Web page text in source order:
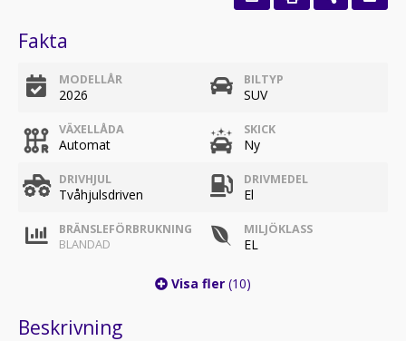
Fakta
MODELLÅR
2026
BILTYP
SUV
VÄXELLÅDA
Automat
SKICK
Ny
DRIVHJUL
Tvåhjulsdriven
DRIVMEDEL
El
BRÄNSLEFÖRBRUKNING
BLANDAD
MILJÖKLASS
EL
Visa fler (10)
Beskrivning